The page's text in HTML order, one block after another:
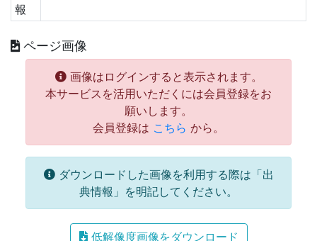
報
ページ画像
画像はログインすると表示されます。
本サービスを活用いただくには会員登録をお
願いします。
会員登録は こちら から。
ダウンロードした画像を利用する際は「出
典情報」を明記してください。
低解像度画像をダウンロード